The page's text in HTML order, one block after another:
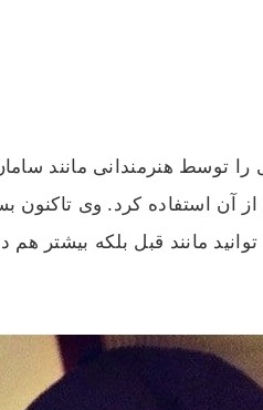
توسط هنرمندانی مانند
آن استفاده کرد. وی
مانند قبل بلکه بیشتر هم